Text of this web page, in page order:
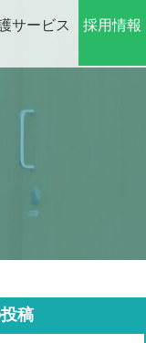
サービス 採用情報
稿